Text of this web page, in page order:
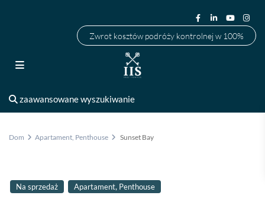
Zwrot kosztów podróży kontrolnej w 100%
zaawansowane wyszukiwanie
Dom Apartament, Penthouse Sunset Bay
Na sprzedaż Apartament, Penthouse